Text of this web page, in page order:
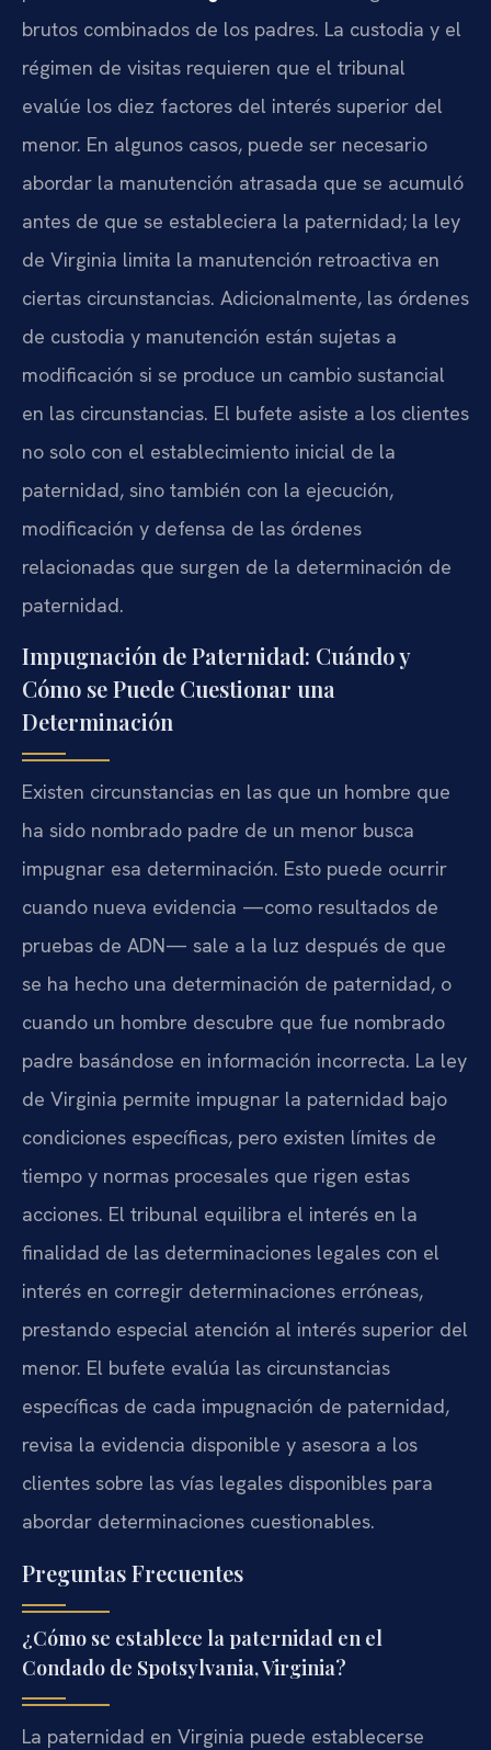
brutos combinados de los padres. La custodia y el
régimen de visitas requieren que el tribunal
evalúe los diez factores del interés superior del
menor. En algunos casos, puede ser necesario
abordar la manutención atrasada que se acumuló
antes de que se estableciera la paternidad; la ley
de Virginia limita la manutención retroactiva en
ciertas circunstancias. Adicionalmente, las órdenes
de custodia y manutención están sujetas a
modificación si se produce un cambio sustancial
en las circunstancias. El bufete asiste a los clientes
no solo con el establecimiento inicial de la
paternidad, sino también con la ejecución,
modificación y defensa de las órdenes
relacionadas que surgen de la determinación de
paternidad.
Impugnación de Paternidad: Cuándo y
Cómo se Puede Cuestionar una
Determinación
Existen circunstancias en las que un hombre que
ha sido nombrado padre de un menor busca
impugnar esa determinación. Esto puede ocurrir
cuando nueva evidencia —como resultados de
pruebas de ADN— sale a la luz después de que
se ha hecho una determinación de paternidad, o
cuando un hombre descubre que fue nombrado
padre basándose en información incorrecta. La ley
de Virginia permite impugnar la paternidad bajo
condiciones específicas, pero existen límites de
tiempo y normas procesales que rigen estas
acciones. El tribunal equilibra el interés en la
finalidad de las determinaciones legales con el
interés en corregir determinaciones erróneas,
prestando especial atención al interés superior del
menor. El bufete evalúa las circunstancias
específicas de cada impugnación de paternidad,
revisa la evidencia disponible y asesora a los
clientes sobre las vías legales disponibles para
abordar determinaciones cuestionables.
Preguntas Frecuentes
¿Cómo se establece la paternidad en el
Condado de Spotsylvania, Virginia?
La paternidad en Virginia puede establecerse